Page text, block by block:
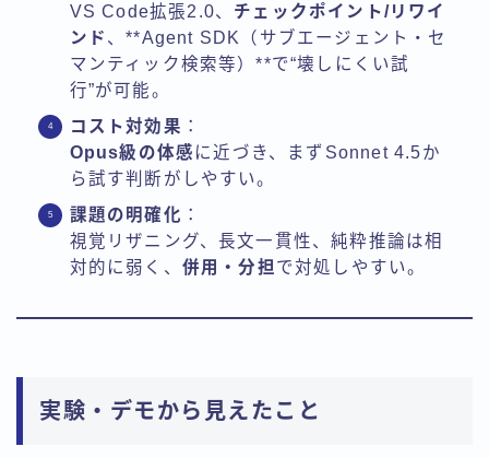
VS Code拡張2.0、 チェックポイント/リワイ
ンド 、**Agent SDK（サブエージェント・セ
マンティック検索等）**で“壊しにくい試
行”が可能。
コスト対効果 ：
Opus級の体感 に近づき、まずSonnet 4.5か
ら試す判断がしやすい。
課題の明確化 ：
視覚リザニング、長文一貫性、純粋推論は相
対的に弱く、 併用・分担 で対処しやすい。
実験・デモから見えたこと